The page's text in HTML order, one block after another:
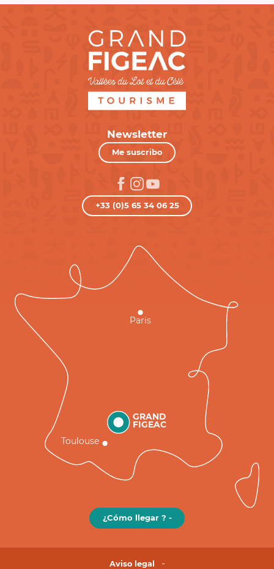
Newsletter
Me suscribo
+33 (0)5 65 34 06 25
GRAND
FIGEAC
Toulouse
Paris
¿Cómo llegar ? -
Aviso legal